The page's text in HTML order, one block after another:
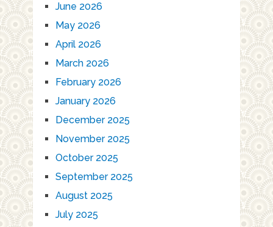
June 2026
May 2026
April 2026
March 2026
February 2026
January 2026
December 2025
November 2025
October 2025
September 2025
August 2025
July 2025